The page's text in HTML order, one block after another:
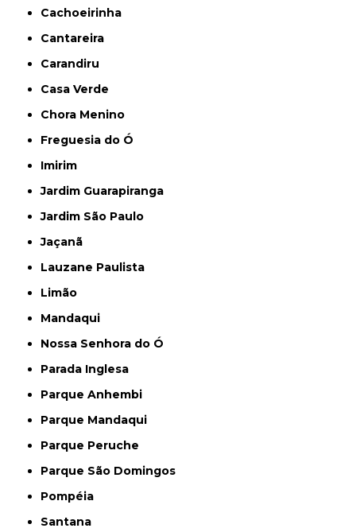
Cachoeirinha
Cantareira
Carandiru
Casa Verde
Chora Menino
Freguesia do Ó
Imirim
Jardim Guarapiranga
Jardim São Paulo
Jaçanã
Lauzane Paulista
Limão
Mandaqui
Nossa Senhora do Ó
Parada Inglesa
Parque Anhembi
Parque Mandaqui
Parque Peruche
Parque São Domingos
Pompéia
Santana